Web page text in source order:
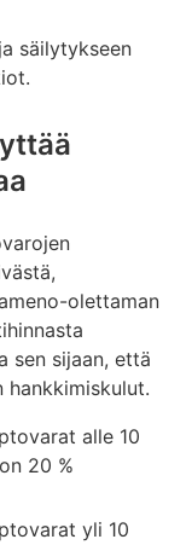
säilytykseen
olettaman
sen sijaan, että
alle 10
20 %
yli 10